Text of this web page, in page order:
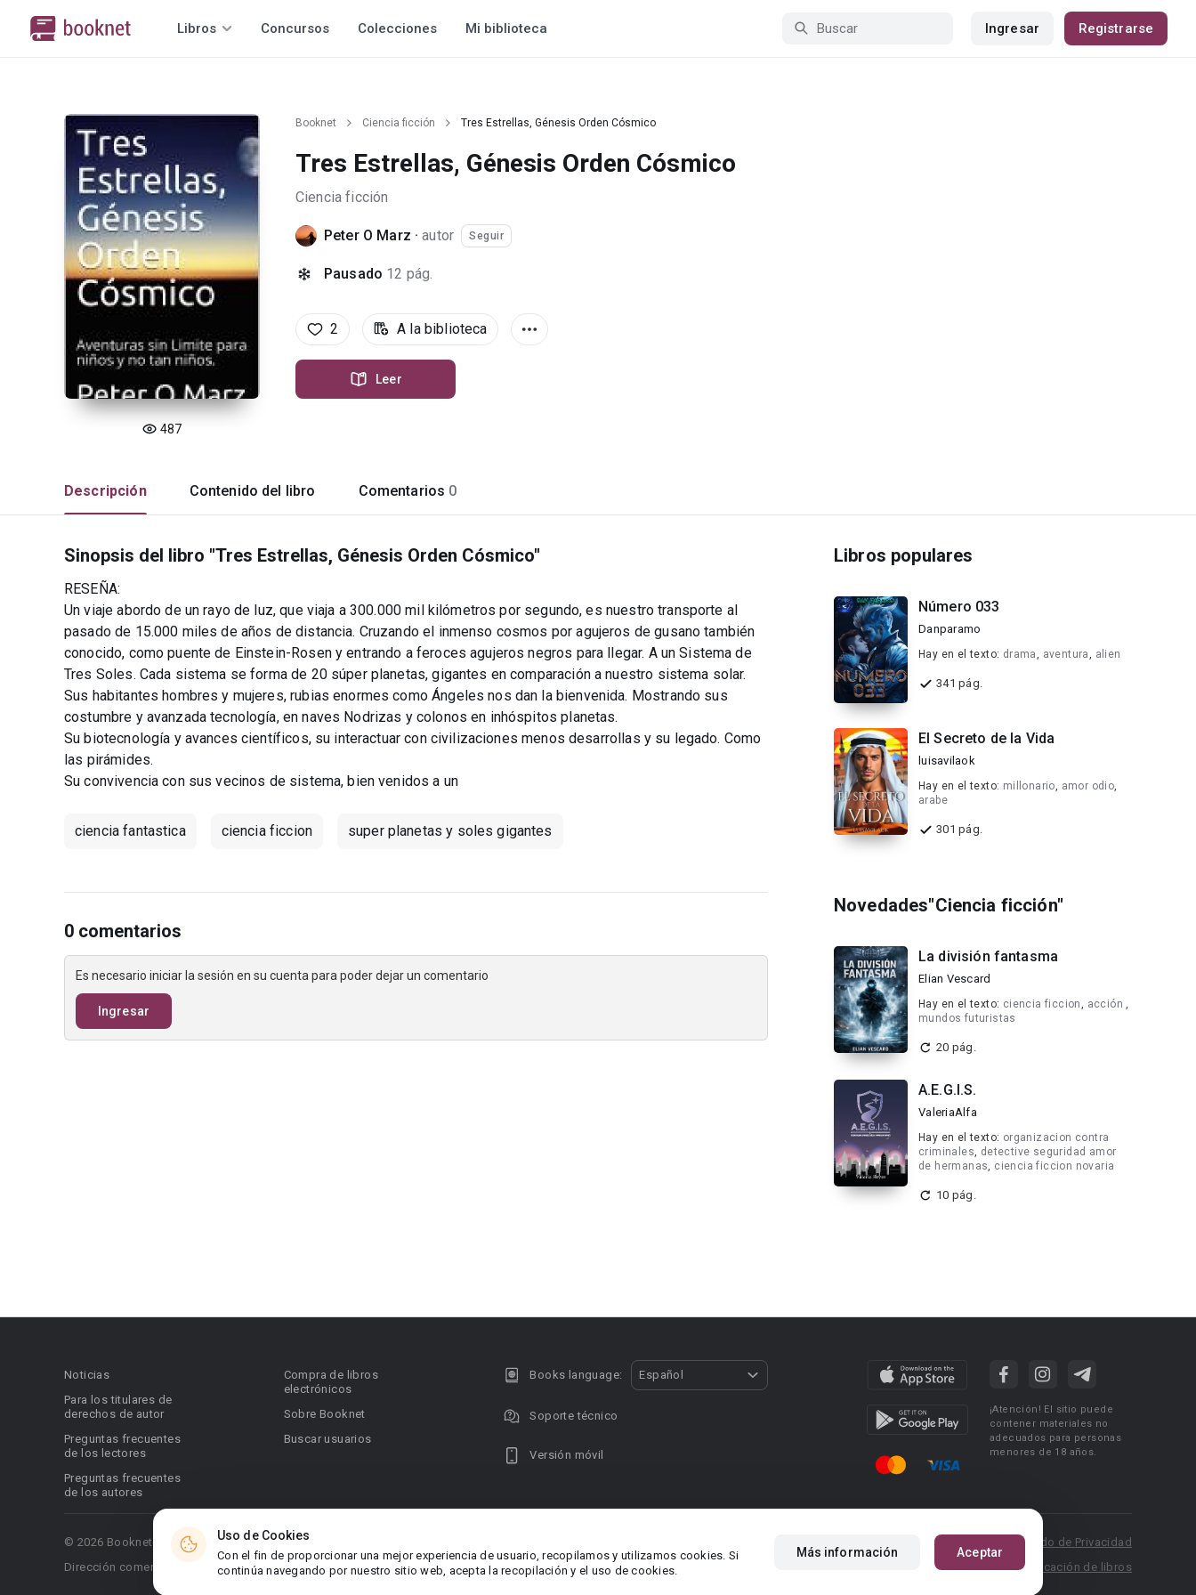
Libros Concursos Colecciones Mi biblioteca Ingresar Registrarse
487
Booknet Ciencia ficción Tres Estrellas, Génesis Orden Cósmico
Tres Estrellas, Génesis Orden Cósmico
Ciencia ficción
Peter O Marz ·autor Seguir
Pausado 12 pág.
2 A la biblioteca
Leer
Descripción Contenido del libro Comentarios 0
Sinopsis del libro "Tres Estrellas, Génesis Orden Cósmico"
RESEÑA:
Un viaje abordo de un rayo de luz, que viaja a 300.000 mil kilómetros por segundo, es nuestro transporte al
pasado de 15.000 miles de años de distancia. Cruzando el inmenso cosmos por agujeros de gusano también
conocido, como puente de Einstein-Rosen y entrando a feroces agujeros negros para llegar. A un Sistema de
Tres Soles. Cada sistema se forma de 20 súper planetas, gigantes en comparación a nuestro sistema solar.
Sus habitantes hombres y mujeres, rubias enormes como Ángeles nos dan la bienvenida. Mostrando sus
costumbre y avanzada tecnología, en naves Nodrizas y colonos en inhóspitos planetas.
Su biotecnología y avances científicos, su interactuar con civilizaciones menos desarrollas y su legado. Como
las pirámides.
Su convivencia con sus vecinos de sistema, bien venidos a un
ciencia fantastica ciencia ficcion super planetas y soles gigantes
0 comentarios
Es necesario iniciar la sesión en su cuenta para poder dejar un comentario
Ingresar
Libros populares
Número 033
Danparamo
Hay en el texto: drama, aventura, alien
341 pág.
El Secreto de la Vida
luisavilaok
Hay en el texto: millonario, amor odio,
arabe
301 pág.
Novedades"Ciencia ficción"
La división fantasma
Elian Vescard
Hay en el texto: ciencia ficcion, acción,
mundos futuristas
20 pág.
A.E.G.I.S.
ValeriaAlfa
Hay en el texto: organizacion contra
criminales, detective seguridad amor
de hermanas, ciencia ficcion novaria
10 pág.
Uso de Cookies
Con el fin de proporcionar una mejor experiencia de usuario, recopilamos y utilizamos cookies. Si
continúa navegando por nuestro sitio web, acepta la recopilación y el uso de cookies.
Más información Aceptar
Noticias
Para los titulares de
derechos de autor
Preguntas frecuentes
de los lectores
Preguntas frecuentes
de los autores
Compra de libros
electrónicos
Sobre Booknet
Buscar usuarios
Books language: Español
Soporte técnico
Versión móvil
¡Atención! El sitio puede
contener materiales no
adecuados para personas
menores de 18 años.
© 2026 Booknet. Todos los derechos reservados.
Dirección comercial: Griva Digeni 51, oficina 1, Larnaca, 6036, Chipre
Condiciones de uso
Acuerdo de Privacidad
Reglas para la publicación de libros